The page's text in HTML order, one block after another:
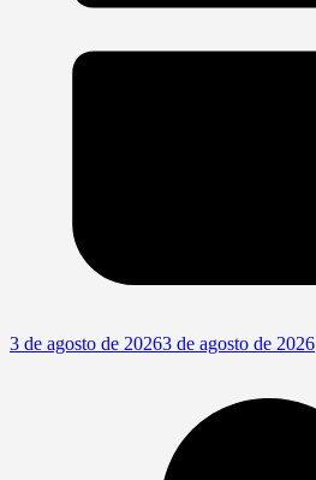
3 de agosto de 20263 de agosto de 2026